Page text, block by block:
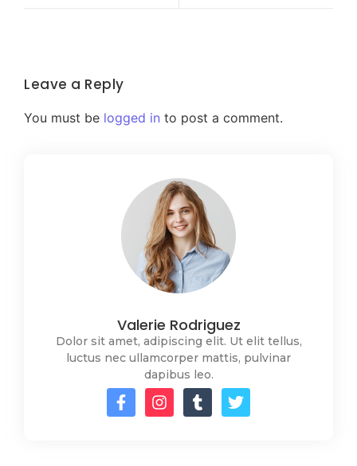
Leave a Reply
You must be logged in to post a comment.
Valerie Rodriguez
Dolor sit amet, adipiscing elit. Ut elit tellus,
luctus nec ullamcorper mattis, pulvinar
dapibus leo.